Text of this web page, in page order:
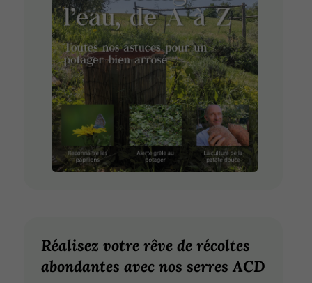
Réalisez votre rêve de récoltes
abondantes avec nos serres ACD